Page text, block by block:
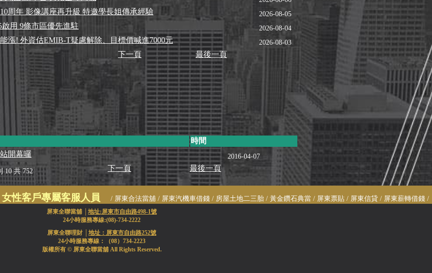
周年 影像講座再升級 特邀學長姐傳承經驗 2026-08-05
用 9條市區優先進駐 2026-08-04
漲! 外資估EMIB-T疑慮解除、目標價喊進7000元 2026-08-03
下一頁 最後一頁
時間
開幕囉
2016-04-07
10 共 752
下一頁 最後一頁
女性客戶專屬客服人員
/ 屏東合法當舖 / 屏東汽機車借錢 / 房屋土地二三胎 / 黃金鑽石典當 / 屏東票貼 / 屏東信貸 / 屏東薪轉借錢 /
屏東全聯當舖 │ 地址:屏東市自由路498-1號
24小時服務專線:(08)-734-2222
屏東全聯理財 │ 地址：屏東市自由路252號
24小時服務專線：（08）734-2223
版權所有 © 屏東全聯當舖 All Rights Reserved.